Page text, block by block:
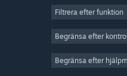
Simulering
Filtrera efter funktion
Begränsa efter
Begränsa efter